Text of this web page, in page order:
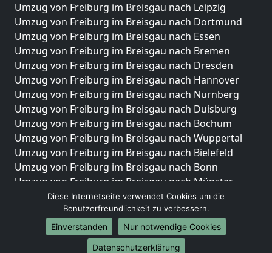
Umzug von Freiburg im Breisgau nach Leipzig
Umzug von Freiburg im Breisgau nach Dortmund
Umzug von Freiburg im Breisgau nach Essen
Umzug von Freiburg im Breisgau nach Bremen
Umzug von Freiburg im Breisgau nach Dresden
Umzug von Freiburg im Breisgau nach Hannover
Umzug von Freiburg im Breisgau nach Nürnberg
Umzug von Freiburg im Breisgau nach Duisburg
Umzug von Freiburg im Breisgau nach Bochum
Umzug von Freiburg im Breisgau nach Wuppertal
Umzug von Freiburg im Breisgau nach Bielefeld
Umzug von Freiburg im Breisgau nach Bonn
Umzug von Freiburg im Breisgau nach Münster
Internationale-Umzüge
Umzug von Freiburg im Breisgau nach Brasilien
Umzug von Freiburg im Breisgau nach Brunei
Diese Internetseite verwendet Cookies um die
Benutzerfreundlichkeit zu verbessern.
Einverstanden
Nur notwendige Cookies
Datenschutzerklärung